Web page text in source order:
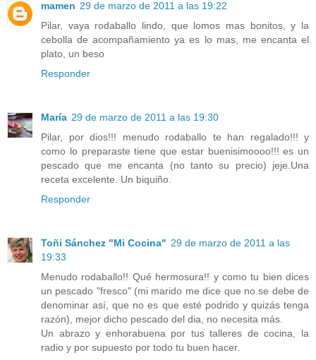
mamen 29 de marzo de 2011 a las 19:22
Pilar, vaya rodaballo lindo, que lomos mas bonitos, y la
cebolla de acompañamiento ya es lo mas, me encanta el
plato, un beso
Responder
María 29 de marzo de 2011 a las 19:30
Pilar, por dios!!! menudo rodaballo te han regalado!!! y
como lo preparaste tiene que estar buenisimoooo!!! es un
pescado que me encanta (no tanto su precio) jeje.Una
receta excelente. Un biquiño.
Responder
Toñi Sánchez "Mi Cocina" 29 de marzo de 2011 a las
19:33
Menudo rodaballo!! Qué hermosura!! y como tu bien dices
un pescado "fresco" (mi marido me dice que no se debe de
denominar así, que no es que esté podrido y quizás tenga
razón), mejor dicho pescado del dia, no necesita más.
Un abrazo y enhorabuena por tus talleres de cocina, la
radio y por supuesto por todo tu buen hacer.